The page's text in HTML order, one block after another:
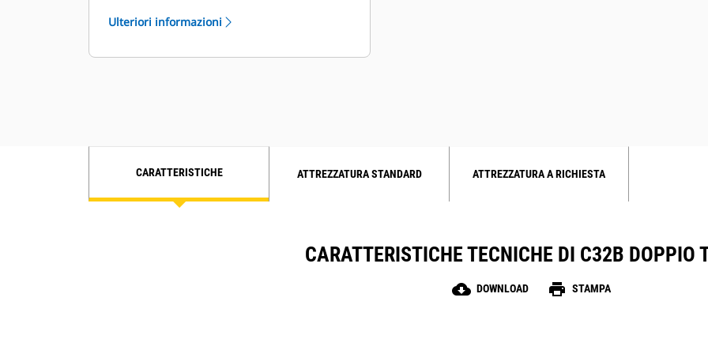
pompa dell'acqua di mare a
affidabilità
e sinistro disponibili
Ulteriori informazioni
CARATTERISTICHE ATTREZZATURA STANDARD ATTREZZATURA A RICHIESTA
CARATTERISTICHE TECNICHE DI C32B DOPPIO
cloud_download DOWNLOAD print STAMPA